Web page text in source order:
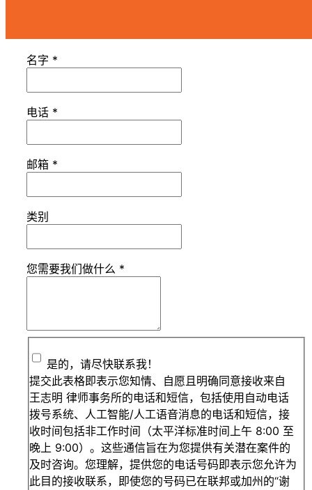
名字 *
电话 *
邮箱 *
类别
您需要我们做什么 *
是的，请尽快联系我！
提交此表格即表示您知情、自愿且明确同意接收来自
王志明 律师事务所的电话和短信，包括使用自动电话
拨号系统、人工智能/人工语音消息的电话和短信，接
收时间包括非工作时间（太平洋标准时间上午 8:00 至
晚上 9:00）。这些通信旨在为您提供有关潜在案件的
及时咨询。您理解，提供您的电话号码即表示您允许为
此目的接收联系，即使您的号码已在联邦或加州的“谢